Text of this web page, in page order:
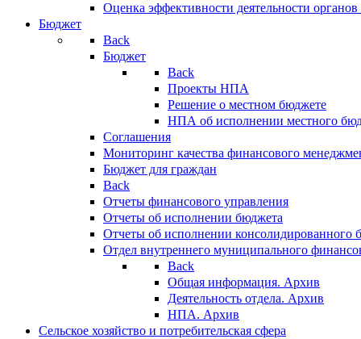
Оценка эффективности деятельности
Бюджет
Back
Бюджет
Back
Проекты НПА
Решение о местном бюджете
НПА об исполнении местного
Соглашения
Мониторинг качества финансового
Бюджет для граждан
Back
Отчеты финансового управления
Отчеты об исполнении бюджета
Отчеты об исполнении консолидированного
Отдел внутреннего муниципального
Back
Общая информация. Архив
Деятельность отдела. Архив
НПА. Архив
Сельское хозяйство и потребительская сфера